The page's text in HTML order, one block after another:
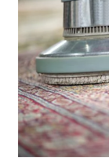
Masjid
Sidoarjo
Yang
Tepat